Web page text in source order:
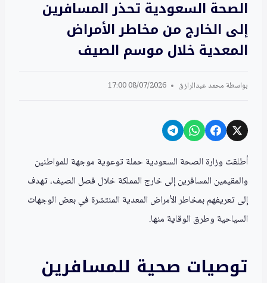
الصحة السعودية تحذر المسافرين
إلى الخارج من مخاطر الأمراض
المعدية خلال موسم الصيف
بواسطة محمد عبدالرازق 08/07/2026 17:00
أطلقت وزارة الصحة السعودية حملة توعوية موجهة للمواطنين
والمقيمين المسافرين إلى خارج المملكة خلال فصل الصيف، تهدف
إلى تعريفهم بمخاطر الأمراض المعدية المنتشرة في بعض الوجهات
السياحية وطرق الوقاية منها.
توصيات صحية للمسافرين